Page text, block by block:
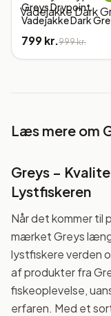
Greys Drypoint
Vadejakke Dark
799 kr.999 kr.
Læs mere om
Greys –
Lystfiskeren
Når det kommer til
mærket Greys
lystfiskere verden
af produkter fra
fiskeoplevelse,
erfaren. Med et